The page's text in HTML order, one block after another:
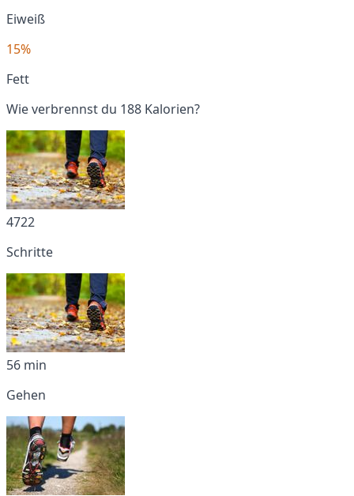
Eiweiß
15%
Fett
Wie verbrennst du 188 Kalorien?
4722
Schritte
56 min
Gehen